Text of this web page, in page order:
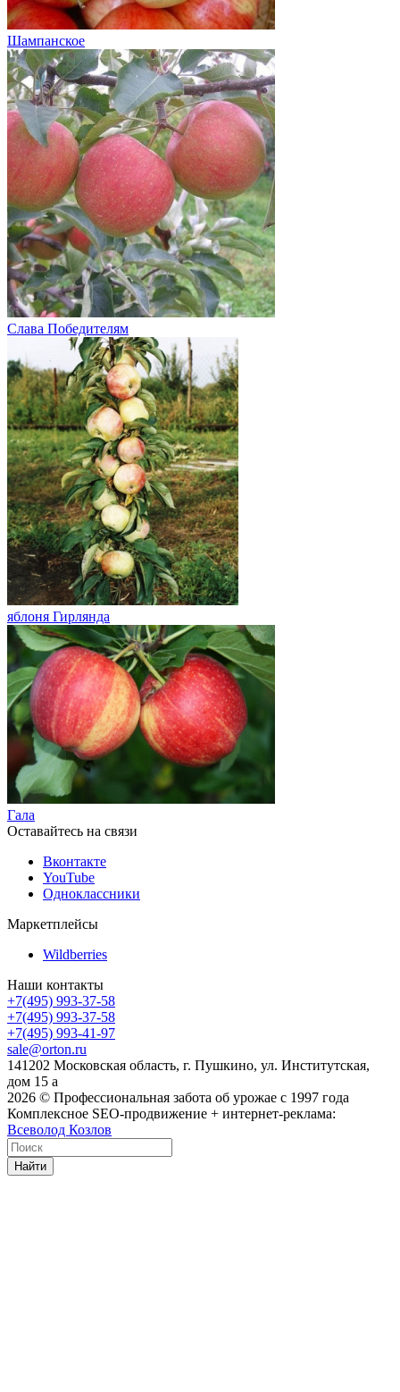
Шампанское
Слава Победителям
яблоня Гирлянда
Гала
Оставайтесь на связи
Вконтакте
YouTube
Одноклассники
Маркетплейсы
Wildberries
Наши контакты
+7(495) 993-37-58
+7(495) 993-37-58
+7(495) 993-41-97
sale@orton.ru
141202 Московская область, г. Пушкино, ул. Институтская,
дом 15 а
2026 © Профессиональная забота об урожае с 1997 года
Комплексное SEO-продвижение + интернет-реклама:
Всеволод Козлов
Найти